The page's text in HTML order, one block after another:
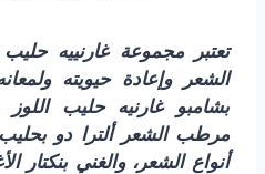
تعتبر مجموعة غارنييه
الشعر وإعادة حيويته
بشامبو غارنيه حليب
مرطب الشعر ألترا دو
أنواع الشعر، والغني